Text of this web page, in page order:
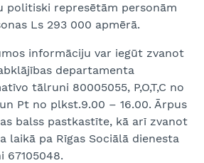
politiski represētām personām
Ls 293 000 apmērā.
informāciju var iegūt zvanot
departamenta
tālruni 80005055, P,O,T,C no
Pt no plkst.9.00 – 16.00. Ārpus
balss pastkastīte, kā arī zvanot
laikā pa Rīgas Sociālā dienesta